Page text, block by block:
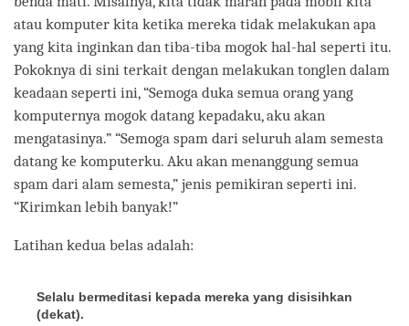
atau komputer kita ketika mereka tidak melakukan apa
yang kita inginkan dan tiba-tiba mogok hal-hal seperti itu.
Pokoknya di sini terkait dengan melakukan tonglen dalam
keadaan seperti ini, “Semoga duka semua orang yang
komputernya mogok datang kepadaku, aku akan
mengatasinya.” “Semoga spam dari seluruh alam semesta
datang ke komputerku. Aku akan menanggung semua
spam dari alam semesta,” jenis pemikiran seperti ini.
“Kirimkan lebih banyak!”
Latihan kedua belas adalah:
Selalu bermeditasi kepada mereka yang disisihkan
(dekat).